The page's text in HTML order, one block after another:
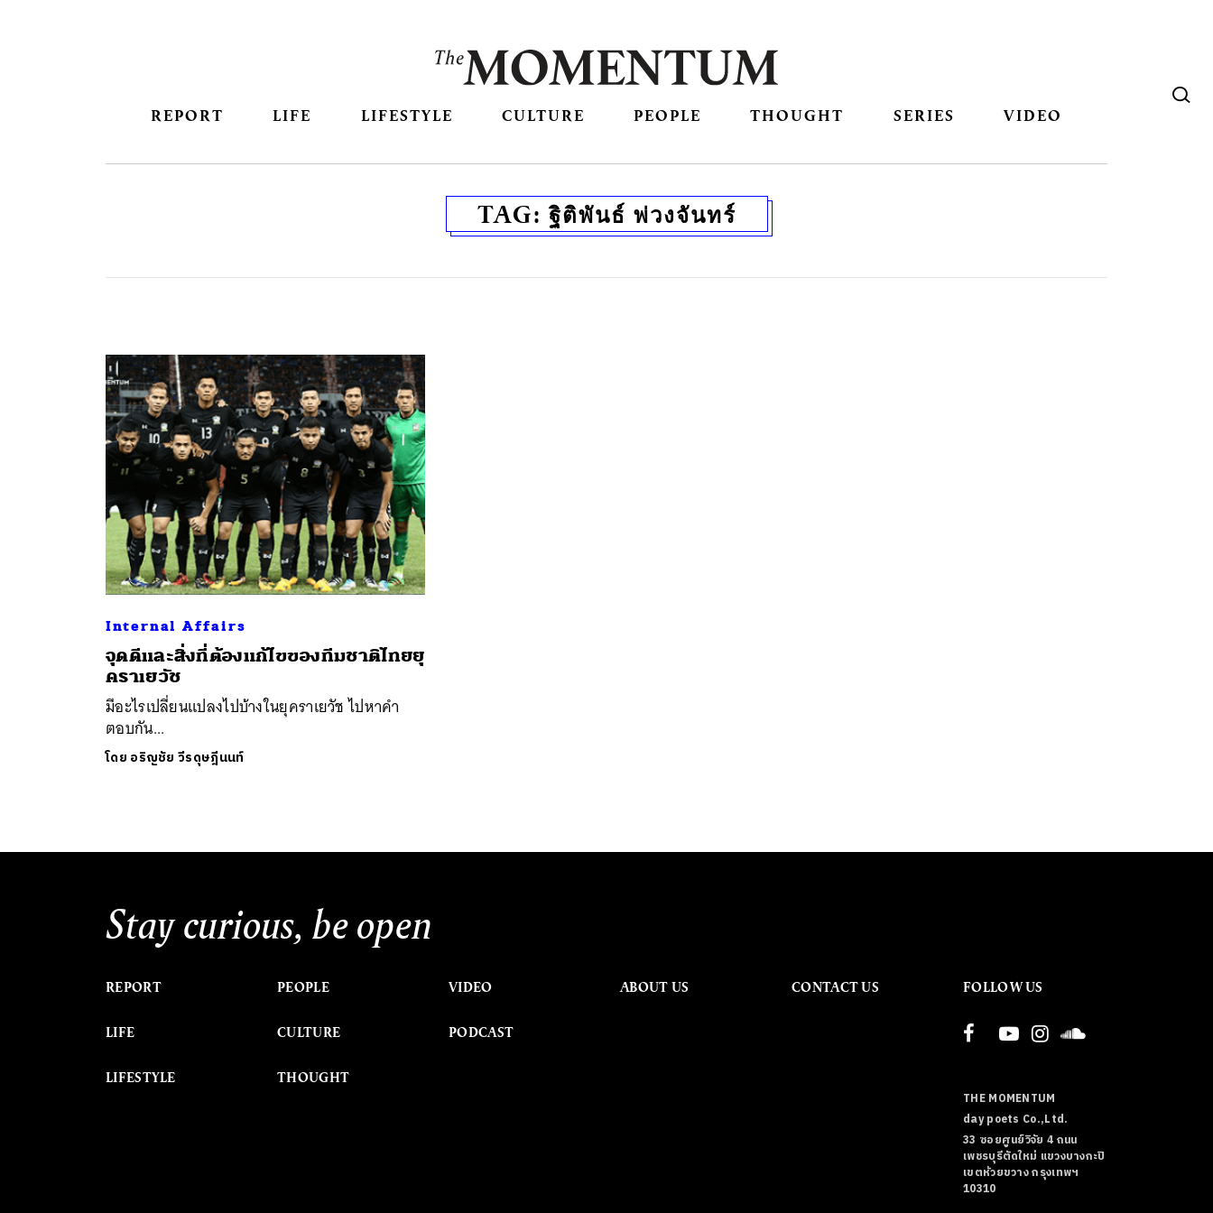
REPORT LIFE LIFESTYLE CULTURE PEOPLE THOUGHT SERIES VIDEO
TAG:ฐิติพันธ์ พ่วงจันทร์
Internal Affairs
จุดดีและสิ่งที่ต้องแก้ไขของทีมชาติไทยยุ
คราเยวัช
มีอะไรเปลี่ยนแปลงไปบ้างในยุคราเยวัช ไปหาคำ
ตอบกัน...
โดย อริญชัย วีรดุษฎีนนท์
Stay curious, be open
REPORT
LIFE
LIFESTYLE
PEOPLE
CULTURE
THOUGHT
VIDEO
PODCAST
ABOUT US CONTACT US FOLLOW US
THE MOMENTUM
day poets Co.,Ltd.
33 ซอยศูนย์วิจัย 4 ถนน
เพชรบุรีตัดใหม่ แขวงบางกะปิ
เขตห้วยขวาง กรุงเทพฯ
10310